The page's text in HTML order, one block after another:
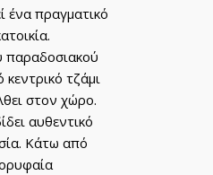
ένα πραγματικό
παραδοσιακού
τζάμι
στον χώρο.
αυθεντικό
Κάτω από